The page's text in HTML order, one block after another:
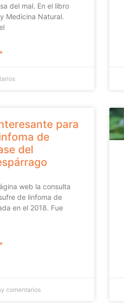
del mal. En el libro
Medicina Natural.
para
de
del
web la consulta
de linfoma de
en el 2018. Fue
comentarios